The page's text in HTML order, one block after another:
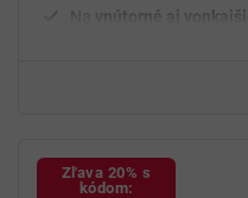
Na vnútorné aj vonkajšie
Zľava 20% s
kódom: